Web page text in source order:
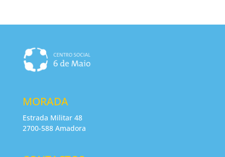
MORADA
Estrada Militar 48
2700-588 Amadora